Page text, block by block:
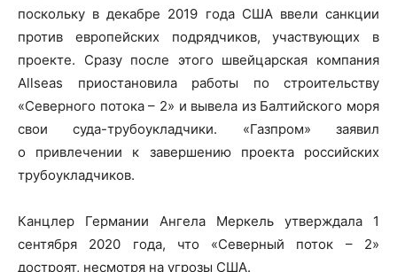
поскольку в декабре 2019 года США ввели санкции
против европейских подрядчиков, участвующих в
проекте. Сразу после этого швейцарская компания
Allseas приостановила работы по строительству
«Северного потока – 2» и вывела из Балтийского моря
свои суда-трубоукладчики. «Газпром» заявил
о привлечении к завершению проекта российских
трубоукладчиков.
Канцлер Германии Ангела Меркель утверждала 1
сентября 2020 года, что «Северный поток – 2»
достроят, несмотря на угрозы США.